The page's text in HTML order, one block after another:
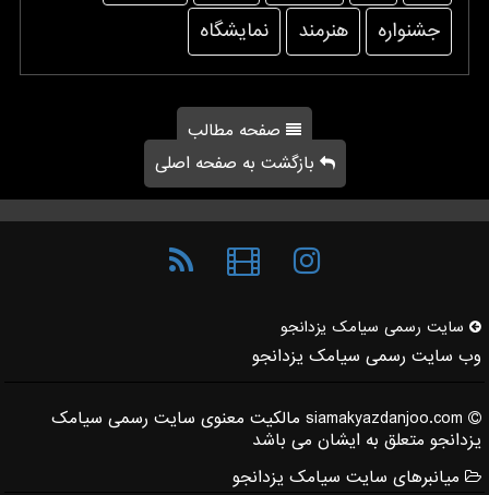
جشنواره
هنرمند نمایشگاه
صفحه مطالب
بازگشت به صفحه اصلی
سایت رسمی سیامك یزدانجو
وب سایت رسمی سیامک یزدانجو
siamakyazdanjoo.com مالکیت معنوی سایت رسمی سیامک
یزدانجو متعلق به ایشان می باشد
میانبرهای سایت سیامک یزدانجو